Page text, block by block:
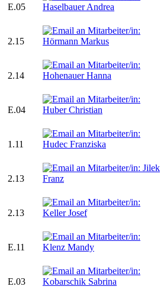
E.05
2.15
2.14
E.04
1.11
2.13
2.13
E.11
E.03